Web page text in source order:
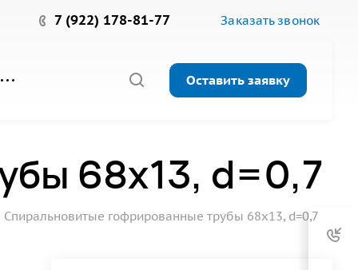
7 (922) 178-81-77 Заказать звонок
Оставить заявку
68х13, d=0,7
Спиральновитые гофрированные трубы 68х13, d=0,7